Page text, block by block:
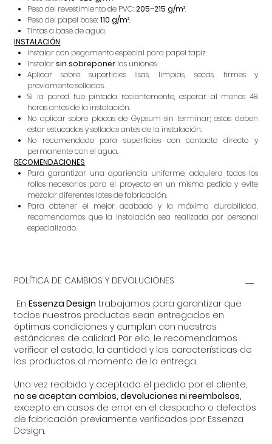
Peso del revestimiento de PVC:205–215 g/m².
Peso del papel base:110 g/m².
Tintas a base de agua.
INSTALACIÓN
Instalar con pegamento especial para papel tapiz.
Instalar sin sobreponer las uniones.
Aplicar sobre superficies lisas, limpias, secas, firmes y
previamente selladas.
Si la pared fue pintada recientemente, esperar al menos 48
horas antes de la instalación.
No aplicar sobre placas de Gypsum sin terminar; estas deben
estar estucadas y selladas antes de la instalación.
No recomendado para superficies con contacto directo y
permanente con el agua.
RECOMENDACIONES
Para garantizar una apariencia uniforme, adquiera todos los
rollos necesarios para el proyecto en un mismo pedido y evite
mezclar diferentes lotes de fabricación.
Para obtener el mejor acabado y la máxima durabilidad,
recomendamos que la instalación sea realizada por personal
especializado.
POLÍTICA DE CAMBIOS Y DEVOLUCIONES
EnEssenza Design trabajamos para garantizar que
todos nuestros productos sean entregados en
óptimas condiciones y cumplan con nuestros
estándares de calidad. Por ello, le recomendamos
verificar el estado, la cantidad y las características de
los productos al momento de la entrega.
Una vez recibido y aceptado el pedido por el cliente,
no se aceptan cambios, devoluciones ni reembolsos,
excepto en casos de error en el despacho o defectos
de fabricación previamente verificados por Essenza
Design.